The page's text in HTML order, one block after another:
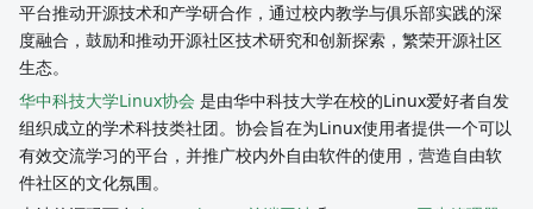
平台推动开源技术和产学研合作，通过校内教学与俱乐部实践的深
度融合，鼓励和推动开源社区技术研究和创新探索，繁荣开源社区
生态。
华中科技大学Linux协会 是由华中科技大学在校的Linux爱好者自发
组织成立的学术科技类社团。协会旨在为Linux使用者提供一个可以
有效交流学习的平台，并推广校内外自由软件的使用，营造自由软
件社区的文化氛围。